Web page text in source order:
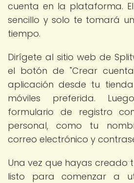
cuenta en la plataforma.
sencillo y solo te tomará
tiempo.
Dirígete al sitio web de
el botón de "Crear
aplicación desde tu
móviles preferida.
formulario de registro
personal, como tu
correo electrónico y
Una vez que hayas creado
listo para comenzar a